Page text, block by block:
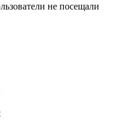
не посещали